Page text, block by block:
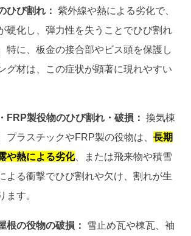
ひび割れ： 紫外線や熱による劣化で、
硬化し、弾力性を失うことでひび割れ
特に、板金の接合部やビス頭を保護し
グ材は、この症状が顕著に現れやすい
FRP製役物のひび割れ・破損： 換気棟
プラスチックやFRP製の役物は、 長期
や熱による劣化、または飛来物や積雪
よる衝撃でひび割れや欠け、割れが生
ます。
根の役物の破損：
雪止め瓦や棟瓦、袖